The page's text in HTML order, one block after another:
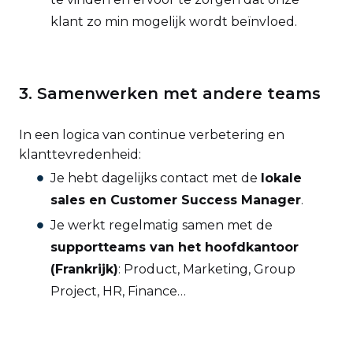
klant zo min mogelijk wordt beïnvloed.
3. Samenwerken met andere teams
In een logica van continue verbetering en
klanttevredenheid:
Je hebt dagelijks contact met de lokale
sales en Customer Success Manager.
Je werkt regelmatig samen met de
supportteams van het hoofdkantoor
(Frankrijk): Product, Marketing, Group
Project, HR, Finance…